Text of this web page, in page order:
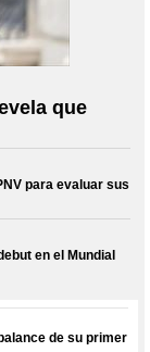
que
para evaluar sus
en el Mundial
de su primer